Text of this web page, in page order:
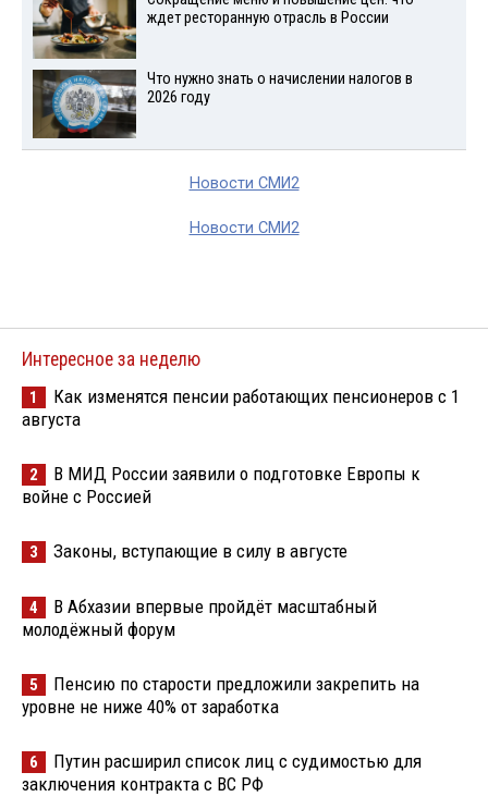
ждет ресторанную отрасль в России
Что нужно знать о начислении налогов в
2026 году
Новости СМИ2
Новости СМИ2
Интересное за неделю
1
Как изменятся пенсии работающих пенсионеров с 1
августа
2
В МИД России заявили о подготовке Европы к
войне с Россией
3 Законы, вступающие в силу в августе
4
В Абхазии впервые пройдёт масштабный
молодёжный форум
5
Пенсию по старости предложили закрепить на
уровне не ниже 40% от заработка
6
Путин расширил список лиц с судимостью для
заключения контракта с ВС РФ